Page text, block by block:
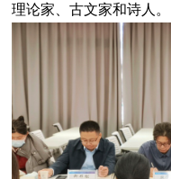
理论家、古文家和诗人。